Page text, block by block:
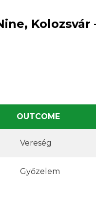
OUTCOME
Vereség
Győzelem